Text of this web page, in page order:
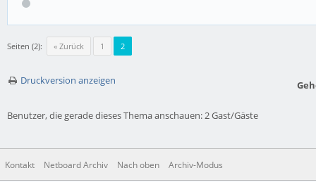
Seiten (2): « Zurück 1 2
Druckversion anzeigen
Benutzer, die gerade dieses Thema anschauen: 2 Gast/Gäste
Kontakt Netboard Archiv Nach oben Archiv-Modus